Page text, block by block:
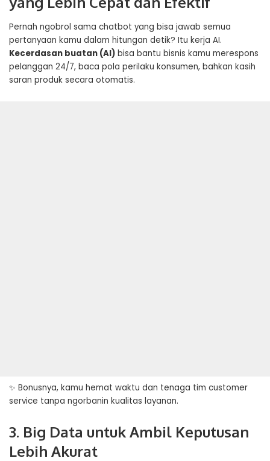
Pernah ngobrol sama chatbot yang bisa jawab semua
pertanyaan kamu dalam hitungan detik? Itu kerja AI.
Kecerdasan buatan (AI) bisa bantu bisnis kamu merespons
pelanggan 24/7, baca pola perilaku konsumen, bahkan kasih
saran produk secara otomatis.
✨ Bonusnya, kamu hemat waktu dan tenaga tim customer
service tanpa ngorbanin kualitas layanan.
3. Big Data untuk Ambil Keputusan
Lebih Akurat